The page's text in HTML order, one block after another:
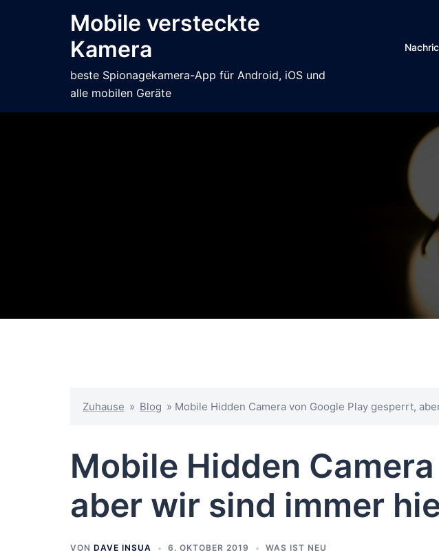
Mobile versteckte
Kamera
beste Spionagekamera-App für Android, iOS und
alle mobilen Geräte
Zuhause » Blog » Mobile Hidden Camera von Google Play gesperrt,
Mobile Hidden
aber wir sind immer
VON DAVE INSUA 6. OKTOBER 2019 WAS IST NEU